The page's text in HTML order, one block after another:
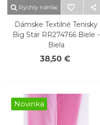
Rýchly náhľad
Dámske Textilné Tenisky
Big Star RR274766 Biele -
Biela
38,50 €
Novinka